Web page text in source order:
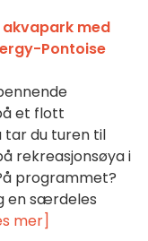
akvapark med
Pontoise
et flott
tar du turen til
rekreasjonsøya i
programmet?
en særdeles
mer]